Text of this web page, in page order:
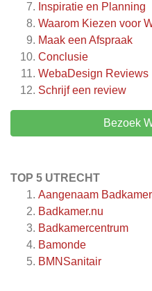
Inspiratie en Planning
Waarom Kiezen voor
Maak een Afspraak
Conclusie
WebaDesign Reviews
Schrijf een review
Bezoek
TOP 5 UTRECHT
Aangenaam
Badkamer.nu
Badkamercentrum
Bamonde
BMNSanitair